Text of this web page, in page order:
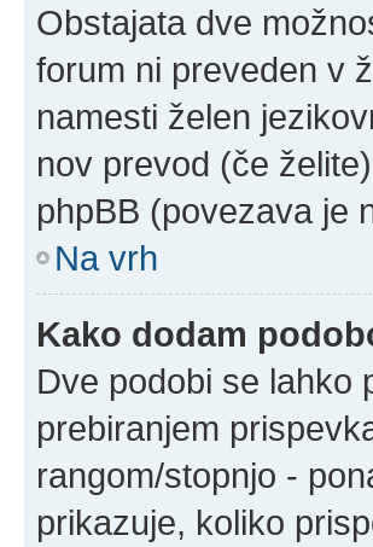
Obstajata dve
forum ni preveden v
namesti želen
nov prevod (če
phpBB (povezava je
Na vrh
Kako dodam
Dve podobi se lahko
prebiranjem
rangom/stopnjo -
prikazuje, koliko